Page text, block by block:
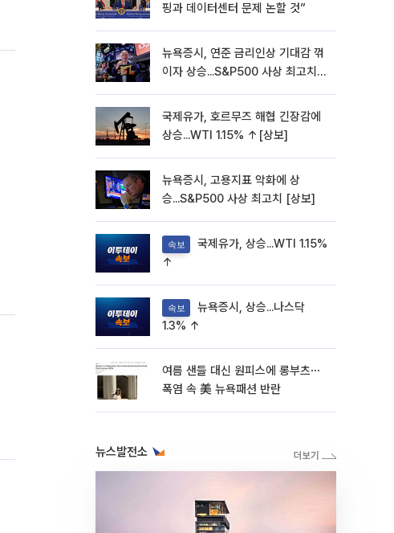
핑과 데이터센터 문제 논할 것”
뉴욕증시, 연준 금리인상 기대감 꺾
이자 상승...S&P500 사상 최고치
국제유가, 호르무즈 해협 긴장감에
상승...WTI 1.15% ↑[상보]
뉴욕증시, 고용지표 악화에 상
승...S&P500 사상 최고치 [상보]
속보
↑
속보
1.3% ↑
여름 샌들 대신 원피스에 롱부츠⋯
폭염 속 美 뉴욕패션 반란
뉴스발전소